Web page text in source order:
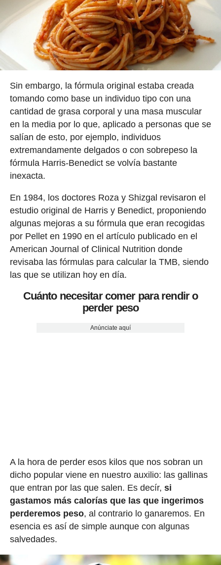
Sin embargo, la fórmula original estaba creada
tomando como base un individuo tipo con una
cantidad de grasa corporal y una masa muscular
en la media por lo que, aplicado a personas que se
salían de esto, por ejemplo, individuos
extremandamente delgados o con sobrepeso la
fórmula Harris-Benedict se volvía bastante
inexacta.
En 1984, los doctores Roza y Shizgal revisaron el
estudio original de Harris y Benedict, proponiendo
algunas mejoras a su fórmula que eran recogidas
por Pellet en 1990 en el artículo publicado en el
American Journal of Clinical Nutrition donde
revisaba las fórmulas para calcular la TMB, siendo
las que se utilizan hoy en día.
Cuánto necesitar comer para rendir o
perder peso
Anúnciate aquí
A la hora de perder esos kilos que nos sobran un
dicho popular viene en nuestro auxilio: las gallinas
que entran por las que salen. Es decír, si
gastamos más calorías que las que ingerimos
perderemos peso, al contrario lo ganaremos. En
esencia es así de simple aunque con algunas
salvedades.